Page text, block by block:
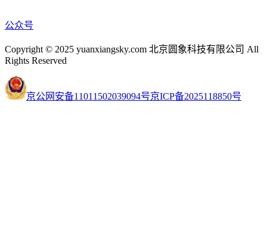
公众号
Copyright © 2025 yuanxiangsky.com 北京圆象科技有限公司 All
Rights Reserved
京公网安备11011502039094号京ICP备2025118850号